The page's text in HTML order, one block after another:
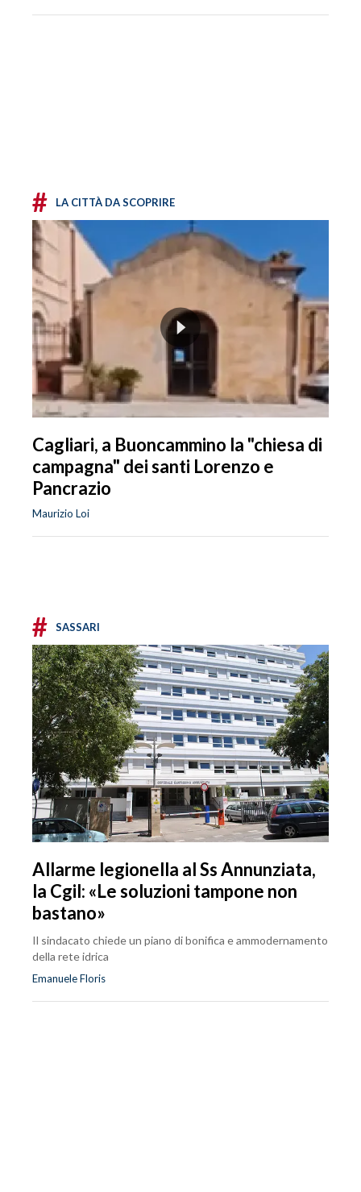
# LA CITTÀ DA SCOPRIRE
Cagliari, a Buoncammino la "chiesa di
campagna" dei santi Lorenzo e
Pancrazio
Maurizio Loi
# SASSARI
Allarme legionella al Ss Annunziata,
la Cgil: «Le soluzioni tampone non
bastano»
Il sindacato chiede un piano di bonifica e ammodernamento
della rete idrica
Emanuele Floris